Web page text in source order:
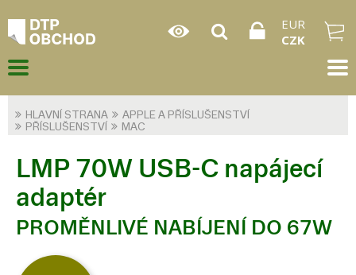
EUR
CZK
HLAVNÍ STRANA
APPLE A PŘÍSLUŠENSTVÍ
PŘÍSLUŠENSTVÍ
MAC
LMP 70W USB-C napájecí
adaptér
PROMĚNLIVÉ NABÍJENÍ DO 67W